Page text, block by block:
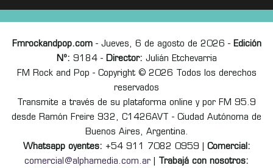
Fmrockandpop.com- Jueves, 6 de agosto de 2026 - Edición
Nº: 9184 - Director: Julián Etchevarria
FM Rock and Pop - Copyright © 2026 Todos los derechos
reservados
Transmite a través de su plataforma online y por FM 95.9
desde Ramón Freire 932, C1426AVT - Ciudad Autónoma de
Buenos Aires, Argentina.
Whatsapp oyentes: +54 911 7082 0959 | Comercial:
comercial@alphamedia.com.ar
Trabajá con nosotros: